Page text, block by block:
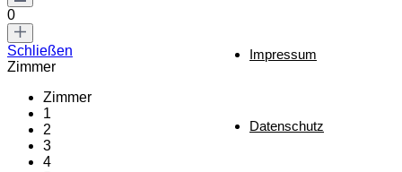
Impressum
Datenschutz
0
Schließen
Zimmer
Zimmer
1
2
3
4